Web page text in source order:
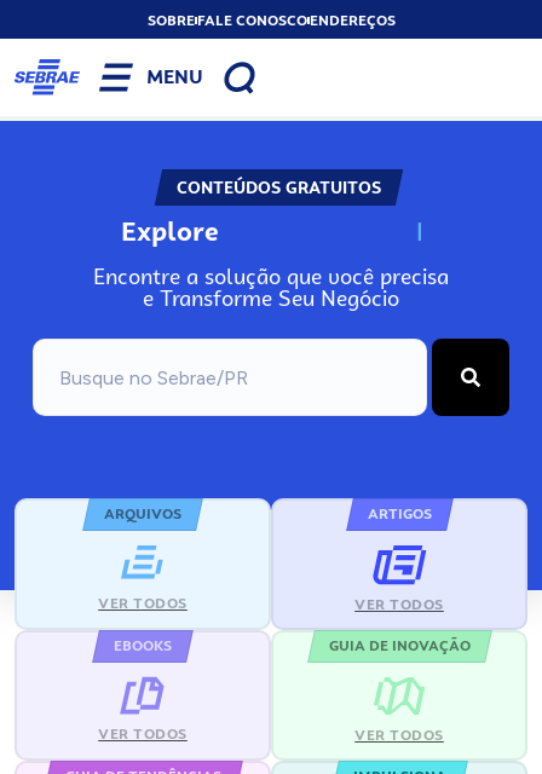
SOBREFALE CONOSCOENDEREÇOS
MENU
CONTEÚDOS GRATUITOS
Explore N
Encontre a solução que você precisa
e Transforme Seu Negócio
ARQUIVOS
VER TODOS
ARTIGOS
VER TODOS
EBOOKS
VER TODOS
GUIA DE INOVAÇÃO
VER TODOS